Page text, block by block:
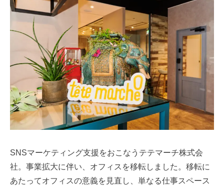
SNSマーケティング支援をおこなうテテマーチ株式会
社。事業拡大に伴い、オフィスを移転しました。移転に
あたってオフィスの意義を見直し、単なる仕事スペース